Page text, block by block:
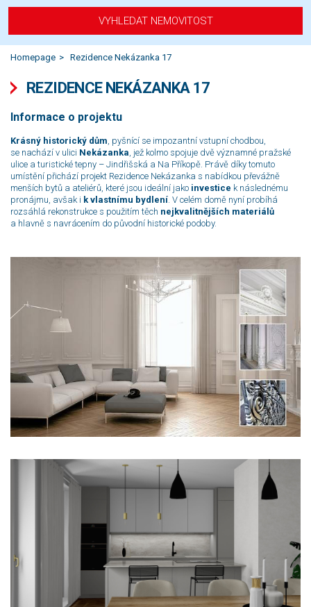
VYHLEDAT NEMOVITOST
Homepage Rezidence Nekázanka 17
REZIDENCE NEKÁZANKA 17
Informace o projektu
Krásný historický dům , pyšnící se impozantní vstupní chodbou,
se nachází v ulici Nekázanka , jež kolmo spojuje dvě významné pražské
ulice a turistické tepny – Jindřišská a Na Příkopě. Právě díky tomuto
umístění přichází projekt Rezidence Nekázanka s nabídkou převážně
menších bytů a ateliérů, které jsou ideální jako investice k následnému
pronájmu, avšak i k vlastnímu bydlení . V celém domě nyní probíhá
rozsáhlá rekonstrukce s použitím těch nejkvalitnějších materiálů
a hlavně s navrácením do původní historické podoby.